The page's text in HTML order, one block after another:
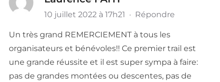
10 juillet 2022 à 17h21 · Répondre
Un très grand REMERCIEMENT à tous les
organisateurs et bénévoles!! Ce premier trail est
une grande réussite et il est super sympa à faire:
pas de grandes montées ou descentes, pas de